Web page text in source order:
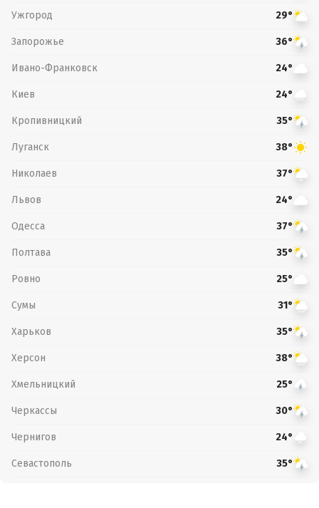
Ужгород 29°
Запорожье 36°
Ивано-Франковск 24°
Киев 24°
Кропивницкий 35°
Луганск 38°
Николаев 37°
Львов 24°
Одесса 37°
Полтава 35°
Ровно 25°
Сумы 31°
Харьков 35°
Херсон 38°
Хмельницкий 25°
Черкассы 30°
Чернигов 24°
Севастополь 35°